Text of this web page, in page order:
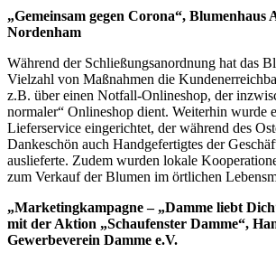
„Gemeinsam gegen Corona“, Blumenhaus
Nordenham
Während der Schließungsanordnung hat das
Vielzahl von Maßnahmen die
z.B. über einen Notfall-Onlineshop, der
normaler“ Onlineshop dient. Weiterhin wurde
Lieferservice eingerichtet, der während des
Dankeschön auch Handgefertigtes der
auslieferte. Zudem wurden lokale
zum Verkauf der Blumen im örtlichen
„Marketingkampagne – „Damme liebt
mit der Aktion „Schaufenster Damme“,
Gewerbeverein Damme e.V.